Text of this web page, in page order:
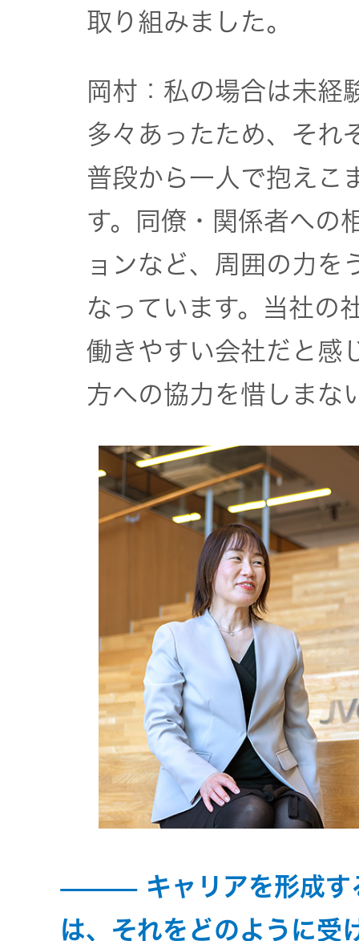
取り組みました。
岡村：私の場合は未経
多々あったため、それ
普段から一人で抱えこ
す。同僚・関係者への
ョンなど、周囲の力を
なっています。当社の
働きやすい会社だと感
方への協力を惜しまな
キャリアを形成す
は、それをどのように受